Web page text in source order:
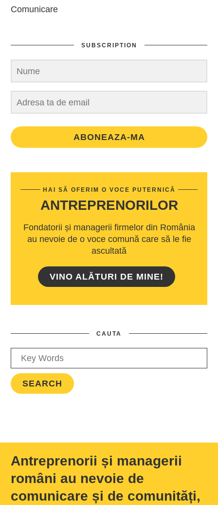
Comunicare
SUBSCRIPTION
ABONEAZA-MA
HAI SĂ OFERIM O VOCE PUTERNICĂ
ANTREPRENORILOR
Fondatorii și managerii firmelor din România
au nevoie de o voce comună care să le fie
ascultată
VINO ALĂTURI DE MINE!
CAUTA
Antreprenorii și managerii
români au nevoie de
comunicare și de comunități,